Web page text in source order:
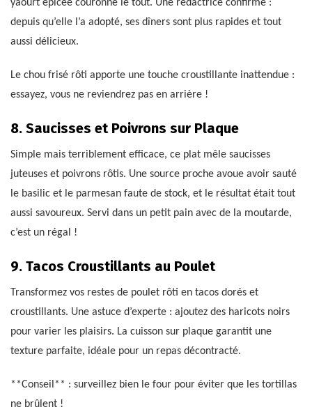
yaourt épicée couronne le tout. Une rédactrice confirme :
depuis qu’elle l’a adopté, ses dîners sont plus rapides et tout
aussi délicieux.
Le chou frisé rôti apporte une touche croustillante inattendue :
essayez, vous ne reviendrez pas en arrière !
8. Saucisses et Poivrons sur Plaque
Simple mais terriblement efficace, ce plat mêle saucisses
juteuses et poivrons rôtis. Une source proche avoue avoir sauté
le basilic et le parmesan faute de stock, et le résultat était tout
aussi savoureux. Servi dans un petit pain avec de la moutarde,
c’est un régal !
9. Tacos Croustillants au Poulet
Transformez vos restes de poulet rôti en tacos dorés et
croustillants. Une astuce d’experte : ajoutez des haricots noirs
pour varier les plaisirs. La cuisson sur plaque garantit une
texture parfaite, idéale pour un repas décontracté.
**Conseil** : surveillez bien le four pour éviter que les tortillas
ne brûlent !